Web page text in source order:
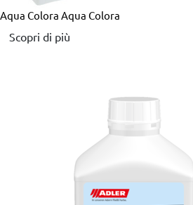
Aqua Colora Aqua Colora
Scopri di più